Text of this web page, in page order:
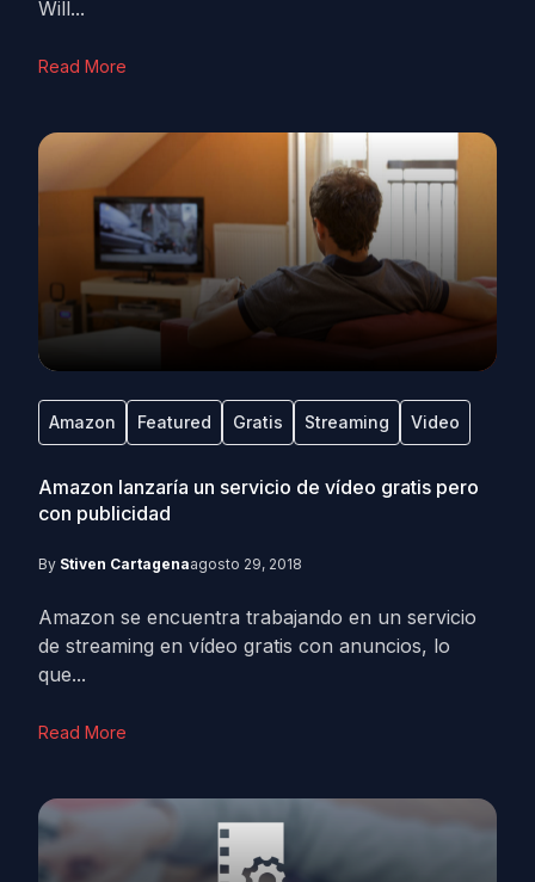
Will...
Read More
Amazon Featured Gratis Streaming Video
Amazon lanzaría un servicio de vídeo gratis pero
con publicidad
By Stiven Cartagenaagosto 29, 2018
Amazon se encuentra trabajando en un servicio
de streaming en vídeo gratis con anuncios, lo
que...
Read More